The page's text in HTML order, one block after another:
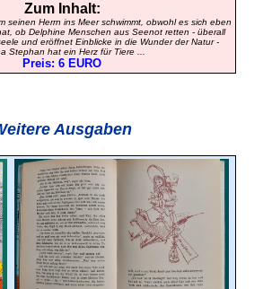
Zum Inhalt:
seinen Herrn ins Meer schwimmt, obwohl es sich eben
ob Delphine Menschen aus Seenot retten - überall
und eröffnet Einblicke in die Wunder der Natur -
Stephan hat ein Herz für Tiere ...
Preis: 6 EURO
Ausgaben